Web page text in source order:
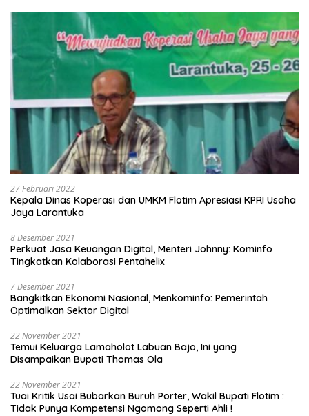
27 Februari 2022
Kepala Dinas Koperasi dan UMKM Flotim Apresiasi KPRI Usaha
Jaya Larantuka
8 Desember 2021
Perkuat Jasa Keuangan Digital, Menteri Johnny: Kominfo
Tingkatkan Kolaborasi Pentahelix
7 Desember 2021
Bangkitkan Ekonomi Nasional, Menkominfo: Pemerintah
Optimalkan Sektor Digital
22 November 2021
Temui Keluarga Lamaholot Labuan Bajo, Ini yang
Disampaikan Bupati Thomas Ola
22 November 2021
Tuai Kritik Usai Bubarkan Buruh Porter, Wakil Bupati Flotim :
Tidak Punya Kompetensi Ngomong Seperti Ahli !